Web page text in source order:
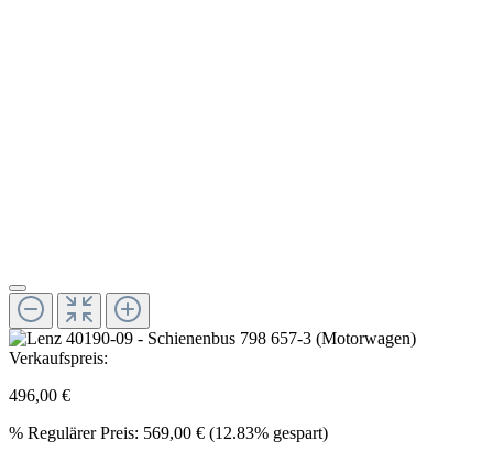
Verkaufspreis:
496,00 €
% Regulärer Preis: 569,00 € (12.83% gespart)